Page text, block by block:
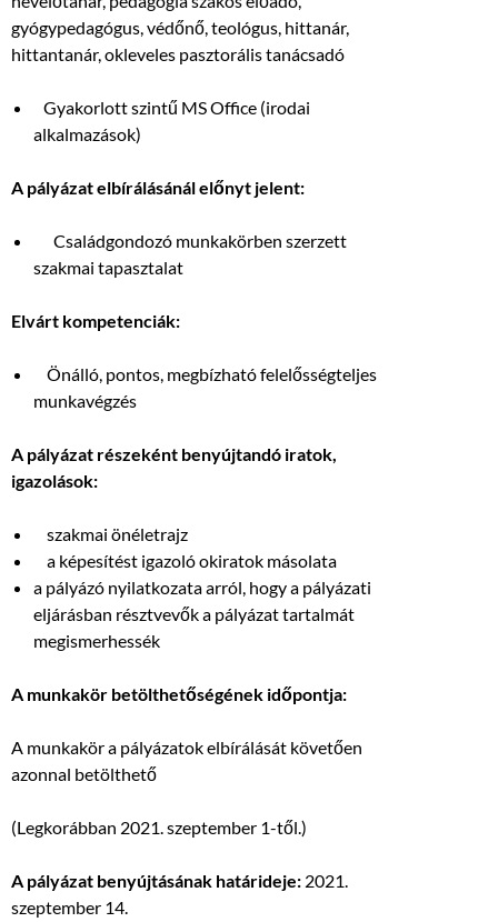
gyógypedagógus, védőnő, teológus, hittanár,
hittantanár, okleveles pasztorális tanácsadó
Gyakorlott szintű MS Office (irodai
alkalmazások)
A pályázat elbírálásánál előnyt jelent:
Családgondozó munkakörben szerzett
szakmai tapasztalat
Elvárt kompetenciák:
Önálló, pontos, megbízható felelősségteljes
munkavégzés
A pályázat részeként benyújtandó iratok,
igazolások:
szakmai önéletrajz
a képesítést igazoló okiratok másolata
a pályázó nyilatkozata arról, hogy a pályázati
eljárásban résztvevők a pályázat tartalmát
megismerhessék
A munkakör betölthetőségének időpontja:
A munkakör a pályázatok elbírálását követően
azonnal betölthető
(Legkorábban 2021. szeptember 1-től.)
A pályázat benyújtásának határideje: 2021.
szeptember 14.